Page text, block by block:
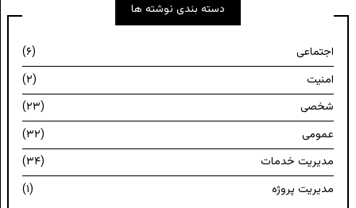
دسته بندی نوشته ها
اجتماعی
(۶)
امنیت
(۲)
شخصی
(۲۳)
عمومی
(۳۲)
مدیریت خدمات
(۳۴)
مدیریت پروژه
(۱)